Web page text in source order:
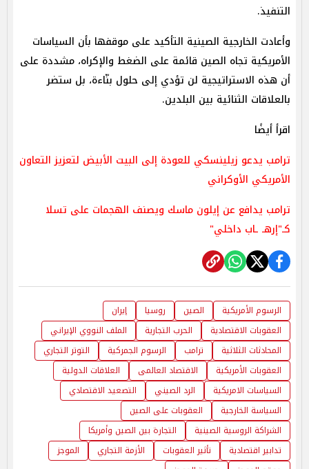
التنفيذ.
وأعادت الخارجية الصينية التأكيد على موقفها بأن السياسات
الأمريكية تجاه الصين قائمة على الضغط والإكراه، مشددة على
أن هذه الاستراتيجية لن تؤدي إلى حلول بنّاءة، بل ستضر
بالعلاقات الثنائية بين البلدين.
اقرأ أيضًا
ترامب يدعو زيلينسكي للعودة إلى البيت الأبيض لتعزيز التعاون
الأمريكي الأوكراني
ترامب يدافع عن إيلون ماسك ويصنف الهجمات على تسلا
كـ"إرهـ ـاب داخلي"
الرسوم الأمريكية الصين روسيا
إيران
العقوبات الاقتصادية
الحرب التجارية
الملف النووي الإيراني
المحادثات الثلاثية
ترامب الرسوم الجمركية
التوتر التجاري
العقوبات الأمريكية
الاقتصاد العالمى
العلاقات الدولية
السياسات الامريكية
الرد الصيني
التصعيد الاقتصادي
السياسة الخارجية
العقوبات على الصين
الشراكة الروسية الصينية
التجارة بين الصين وأمريكا
تدابير اقتصادية
تأثير العقوبات الأزمة التجاري
الموجز